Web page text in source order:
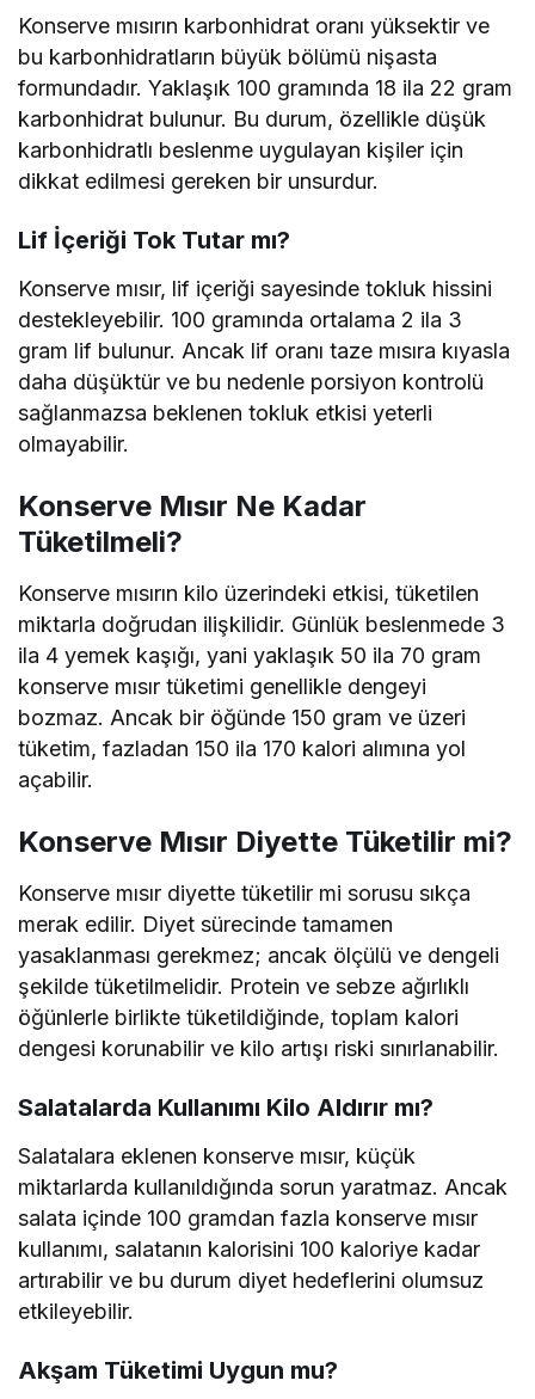
Konserve mısırın karbonhidrat oranı yüksektir ve
bu karbonhidratların büyük bölümü nişasta
formundadır. Yaklaşık 100 gramında 18 ila 22 gram
karbonhidrat bulunur. Bu durum, özellikle düşük
karbonhidratlı beslenme uygulayan kişiler için
dikkat edilmesi gereken bir unsurdur.
Lif İçeriği Tok Tutar mı?
Konserve mısır, lif içeriği sayesinde tokluk hissini
destekleyebilir. 100 gramında ortalama 2 ila 3
gram lif bulunur. Ancak lif oranı taze mısıra kıyasla
daha düşüktür ve bu nedenle porsiyon kontrolü
sağlanmazsa beklenen tokluk etkisi yeterli
olmayabilir.
Konserve Mısır Ne Kadar
Tüketilmeli?
Konserve mısırın kilo üzerindeki etkisi, tüketilen
miktarla doğrudan ilişkilidir. Günlük beslenmede 3
ila 4 yemek kaşığı, yani yaklaşık 50 ila 70 gram
konserve mısır tüketimi genellikle dengeyi
bozmaz. Ancak bir öğünde 150 gram ve üzeri
tüketim, fazladan 150 ila 170 kalori alımına yol
açabilir.
Konserve Mısır Diyette Tüketilir mi?
Konserve mısır diyette tüketilir mi sorusu sıkça
merak edilir. Diyet sürecinde tamamen
yasaklanması gerekmez; ancak ölçülü ve dengeli
şekilde tüketilmelidir. Protein ve sebze ağırlıklı
öğünlerle birlikte tüketildiğinde, toplam kalori
dengesi korunabilir ve kilo artışı riski sınırlanabilir.
Salatalarda Kullanımı Kilo Aldırır mı?
Salatalara eklenen konserve mısır, küçük
miktarlarda kullanıldığında sorun yaratmaz. Ancak
salata içinde 100 gramdan fazla konserve mısır
kullanımı, salatanın kalorisini 100 kaloriye kadar
artırabilir ve bu durum diyet hedeflerini olumsuz
etkileyebilir.
Akşam Tüketimi Uygun mu?